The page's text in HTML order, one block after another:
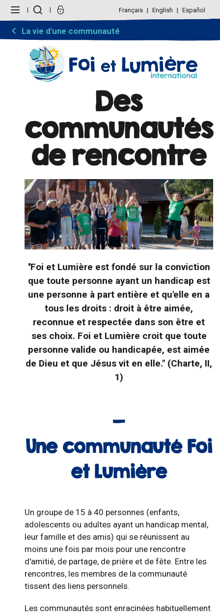
contenu.
navigation
personnels
Français English Español
La vie d'une communauté
Des
communautés
de rencontre
''Foi et Lumière est fondé sur la conviction
que toute personne ayant un handicap est
une personne à part entière et qu'elle en a
tous les droits : droit à être aimée,
reconnue et respectée dans son être et
ses choix. Foi et Lumière croit que toute
personne valide ou handicapée, est aimée
de Dieu et que Jésus vit en elle." (Charte, II,
1)
Une communauté Foi
et Lumière
Un groupe de 15 à 40 personnes (enfants,
adolescents ou adultes ayant un handicap mental,
leur famille et des amis) qui se réunissent au
moins une fois par mois pour une rencontre
d'amitié, de partage, de prière et de fête. Entre les
rencontres, les membres de la communauté
tissent des liens personnels.
Les communautés sont enracinées habituellement